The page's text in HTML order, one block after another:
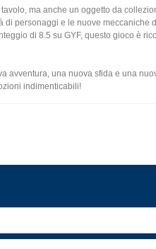
ma anche un oggetto da
di personaggi e le nuove meccaniche
di 8.5 su GYF, questo gioco è
avventura, una nuova sfida e una
indimenticabili!